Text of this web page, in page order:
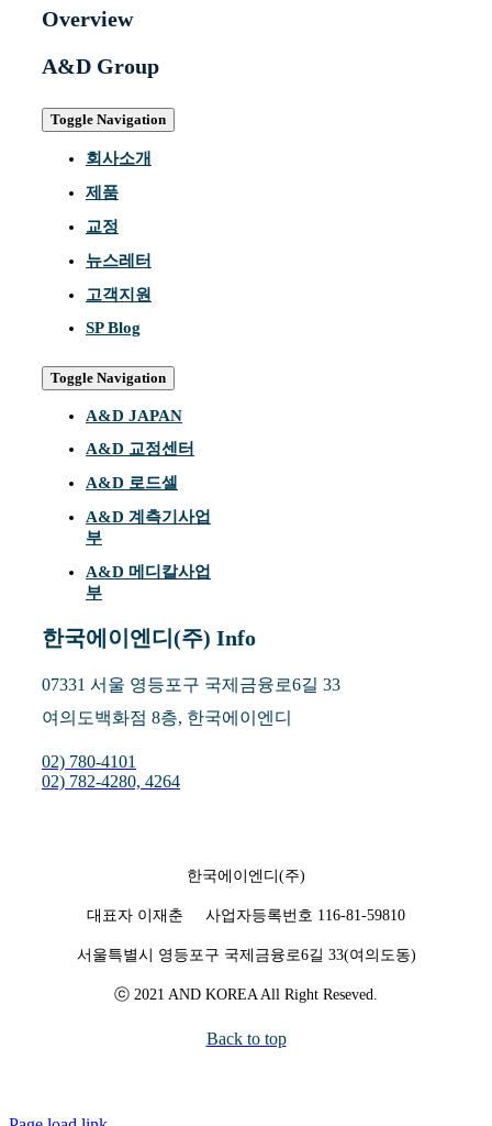
Overview
A&D Group
Toggle Navigation
회사소개
제품
교정
뉴스레터
고객지원
SP Blog
Toggle Navigation
A&D JAPAN
A&D 교정센터
A&D 로드셀
A&D 계측기사업
부
A&D 메디칼사업
부
한국에이엔디(주) Info
07331 서울 영등포구 국제금융로6길 33
여의도백화점 8층, 한국에이엔디
02) 780-4101
02) 782-4280, 4264
한국에이엔디(주)
대표자 이재춘 사업자등록번호 116-81-59810
서울특별시 영등포구 국제금융로6길 33(여의도동)
ⓒ 2021 AND KOREA All Right Reseved.
Back to top